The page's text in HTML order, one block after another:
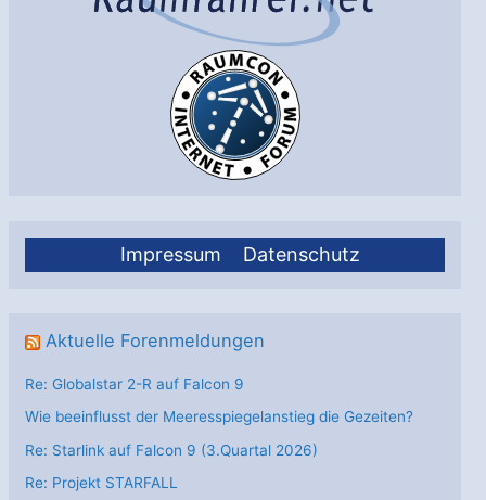
Impressum Datenschutz
Aktuelle Forenmeldungen
Re: Globalstar 2-R auf Falcon 9
Wie beeinflusst der Meeresspiegelanstieg die Gezeiten?
Re: Starlink auf Falcon 9 (3.Quartal 2026)
Re: Projekt STARFALL